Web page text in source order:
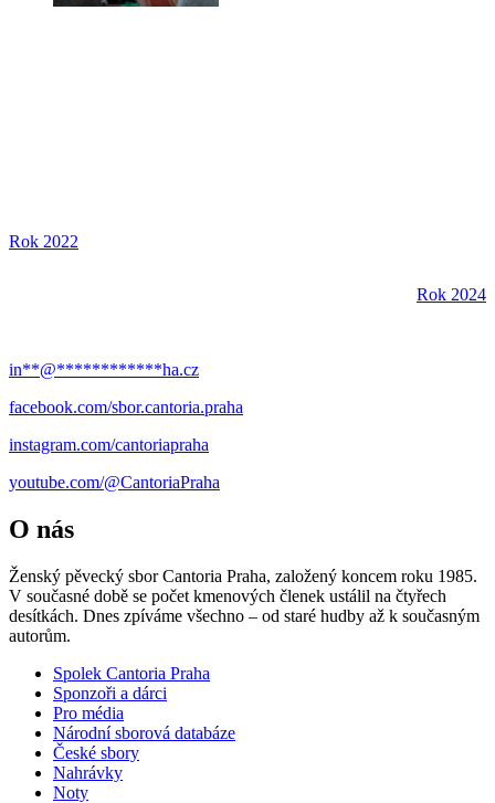
Rok 2022
Rok 2024
in**@************ha.cz
facebook.com/sbor.cantoria.praha
instagram.com/cantoriapraha
youtube.com/@CantoriaPraha
O nás
Ženský pěvecký sbor Cantoria Praha, založený koncem roku 1985.
V současné době se počet kmenových členek ustálil na čtyřech
desítkách. Dnes zpíváme všechno – od staré hudby až k současným
autorům.
Spolek Cantoria Praha
Sponzoři a dárci
Pro média
Národní sborová databáze
České sbory
Nahrávky
Noty